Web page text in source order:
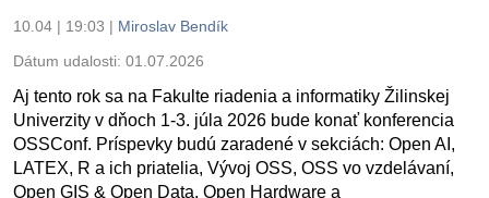
10.04 | 19:03 | Miroslav Bendík
Dátum udalosti: 01.07.2026
Aj tento rok sa na Fakulte riadenia a informatiky Žilinskej
Univerzity v dňoch 1-3. júla 2026 bude konať konferencia
OSSConf. Príspevky budú zaradené v sekciách: Open AI,
LATEX, R a ich priatelia, Vývoj OSS, OSS vo vzdelávaní,
Open GIS & Open Data, Open Hardware a